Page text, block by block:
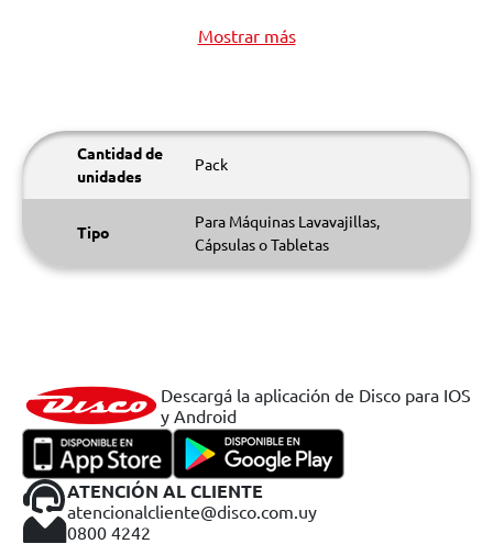
Mostrar más
Cantidad de
unidades
Pack
Tipo
Para Máquinas Lavavajillas,
Cápsulas o Tabletas
Descargá la aplicación de Disco para IOS
y Android
ATENCIÓN AL CLIENTE
atencionalcliente@disco.com.uy
0800 4242